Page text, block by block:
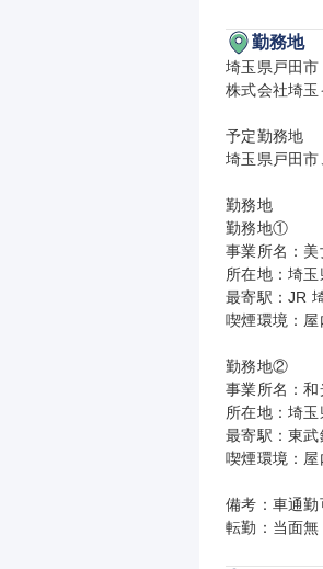
勤務地
埼玉県戸田市
株式会社埼玉
予定勤務地
埼玉県戸田
勤務地
勤務地①
事業所名：美
所在地：埼
最寄駅：JR
喫煙環境：屋
勤務地②
事業所名：
所在地：埼
最寄駅：東
喫煙環境：屋
備考：車通
転勤：当面無